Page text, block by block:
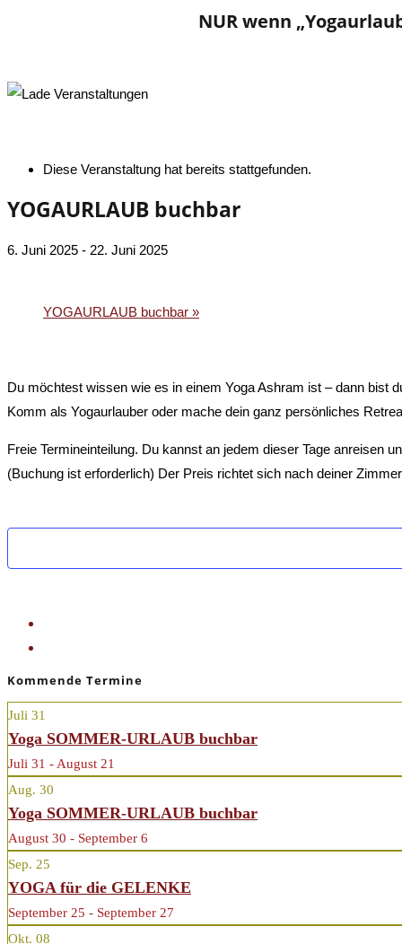
NUR wenn
Diese Veranstaltung hat bereits stattgefunden.
YOGAURLAUB buchbar
6. Juni 2025 - 22. Juni 2025
YOGAURLAUB buchbar »
Du möchtest wissen wie es in einem Yoga Ashram ist – dann bist
Komm als Yogaurlauber oder mache dein ganz persönliches
Freie Termineinteilung. Du kannst an jedem dieser Tage anreisen
(Buchung ist erforderlich) Der Preis richtet sich nach deiner
Kommende Termine
Juli 31
Yoga SOMMER-URLAUB buchbar
Juli 31 - August 21
Aug. 30
Yoga SOMMER-URLAUB buchbar
August 30 - September 6
Sep. 25
YOGA für die GELENKE
September 25 - September 27
Okt. 08